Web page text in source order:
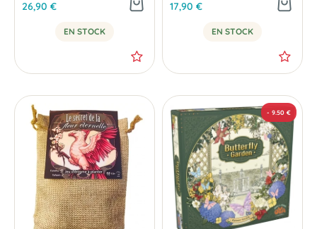
26,90 €
EN STOCK
17,90 €
EN STOCK